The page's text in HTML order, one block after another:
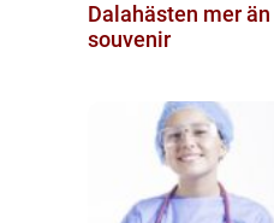
Dalahästen mer än en
souvenir